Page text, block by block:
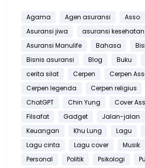
Agama Agen asuransi Asso
Asuransi jiwa
asuransi kesehatan
Asuransi Manulife
Bahasa
Bisnis asuransi
Blog Buku
cerita silat
Cerpen
Cerpen
Cerpen legenda
Cerpen religius
ChatGPT
Chin Yung Cover
Filsafat
Gadget Jalan-jalan
Keuangan
Khu Lung Lagu
Lagu cinta
Lagu cover Musik
Personal
Politik Psikologi